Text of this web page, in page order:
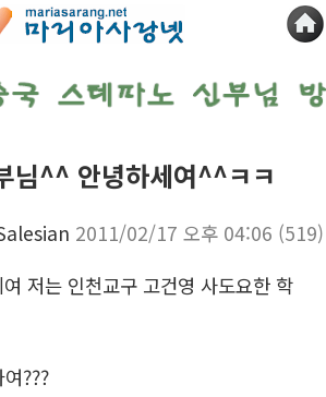
님^^ 안녕하세여^^ㅋㅋ
2011/02/17 오후 04:06 (519)
저는 인천교구 고건영 사도요한 학
???